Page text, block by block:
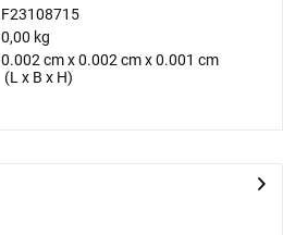
F23108715
0,00 kg
0.002 cmx0.002 cmx0.001 cm
(L x B x H)